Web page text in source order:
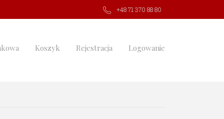
+48 71 370 88 80
Koszyk Rejestracja Logowanie